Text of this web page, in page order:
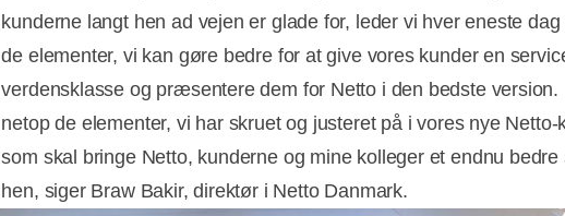
kunderne langt hen ad vejen er glade for, leder vi hver eneste dag
de elementer, vi kan gøre bedre for at give vores kunder en
verdensklasse og præsentere dem for Netto i den bedste version.
netop de elementer, vi har skruet og justeret på i vores nye Netto-
som skal bringe Netto, kunderne og mine kolleger et endnu bedre
hen, siger Braw Bakir, direktør i Netto Danmark.